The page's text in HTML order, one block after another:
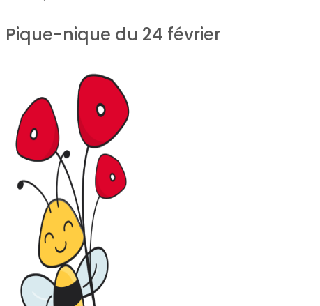
Pique-nique du 24 février